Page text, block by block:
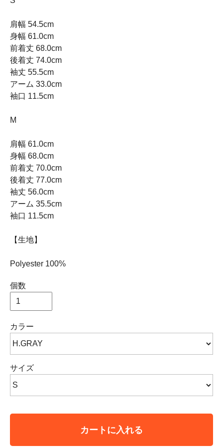
肩幅 54.5cm
身幅 61.0cm
前着丈 68.0cm
後着丈 74.0cm
袖丈 55.5cm
アーム 33.0cm
袖口 11.5cm
M
肩幅 61.0cm
身幅 68.0cm
前着丈 70.0cm
後着丈 77.0cm
袖丈 56.0cm
アーム 35.5cm
袖口 11.5cm
【生地】
Polyester 100%
個数
カラー
サイズ
カートに入れる